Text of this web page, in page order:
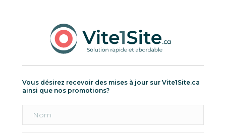
Vous désirez recevoir des mises à jour sur Vite1Site.ca
ainsi que nos promotions?